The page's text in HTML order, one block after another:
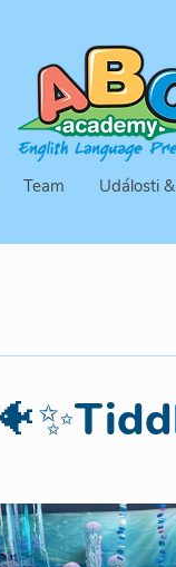
Team Události